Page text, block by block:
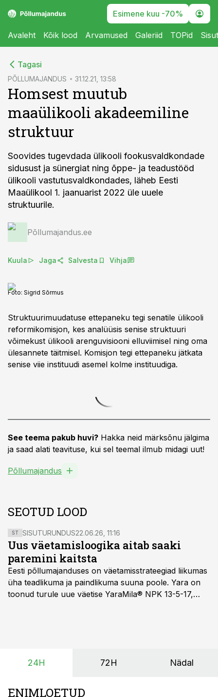
Esimene kuu -70%
Avaleht Kõik lood Arvamused Galeriid TOPid
Tagasi
PÕLLUMAJANDUS 31.12.21, 13:58
Homsest muutub
maaülikooli akadeemiline
struktuur
Soovides tugevdada ülikooli fookusvaldkondade
sidusust ja sünergiat ning õppe- ja teadustööd
ülikooli vastutusvaldkondades, läheb Eesti
Maaülikool 1. jaanuarist 2022 üle uuele
struktuurile.
Põllumajandus.ee
Kuula Jaga Salvesta Vihja
Foto: Sigrid Sõrmus
Struktuurimuudatuse ettepaneku tegi senatile ülikooli
reformikomisjon, kes analüüsis senise struktuuri
võimekust ülikooli arenguvisiooni elluviimisel ning oma
ülesannete täitmisel. Komisjon tegi ettepaneku jätkata
senise viie instituudi asemel kolme instituudiga.
See teema pakub huvi? Hakka neid märksõnu jälgima
ja saad alati teavituse, kui sel teemal ilmub midagi uut!
Põllumajandus
SEOTUD LOOD
ST SISUTURUNDUS22.06.26, 11:16
Uus väetamisloogika aitab saaki
paremini kaitsta
Eesti põllumajanduses on väetamisstrateegiad liikumas
üha teadlikuma ja paindlikuma suuna poole. Yara on
toonud turule uue väetise YaraMila® NPK 13-5-17,
24H 72H Nädal
ENIMLOETUD